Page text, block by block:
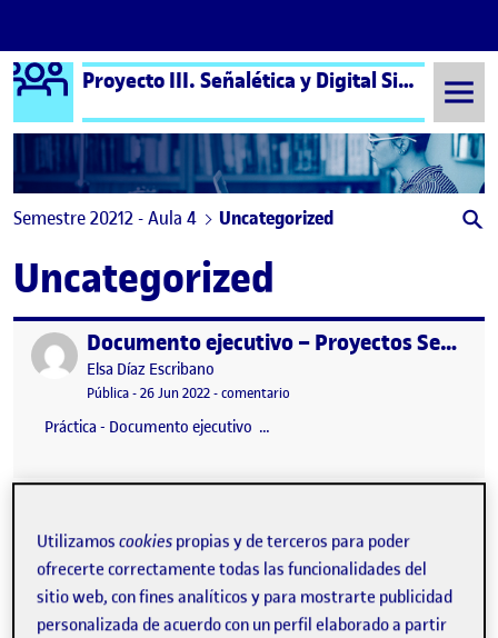
Saltar al contenido
Logo Ágora Proyecto III. Señalética y Digital Signage aula 4
Semestre 20212 - Aula 4 Uncategorized
Uncategorized
Publicado por Documento ejecutivo – Proyectos Señalética y Digital Signage
Publicado por
Elsa Díaz Escribano
Visibilidad:
Pública-Fecha de publicación
26 Jun 2022-comentario
Práctica - Documento ejecutivo …
Publicado porDOCUMENTO EJECUTIVO
Publicado por
Laura Gonzalez
Visibilidad:
Pública -Fecha de publicación
25 Jun 202225 junio, 2022 2:45 pm
- comentario en DOCUMENTO EJECUTIVO
Práctica - Documento ejecutivo …
Utilizamoscookies propias y de terceros para poder
ofrecerte correctamente todas las funcionalidades del
sitio web, con fines analíticos y para mostrarte publicidad
personalizada de acuerdo con un perfil elaborado a partir